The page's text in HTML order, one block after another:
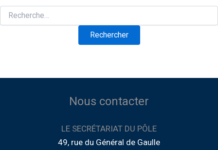
Nous contacter
LE SECRÉTARIAT DU PÔLE
49, rue du Général de Gaulle